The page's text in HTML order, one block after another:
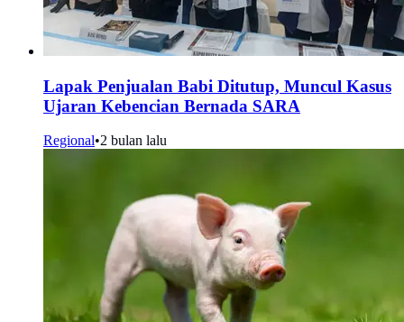
Lapak Penjualan Babi Ditutup, Muncul Kasus
Ujaran Kebencian Bernada SARA
Regional•2 bulan lalu